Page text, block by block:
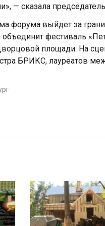
— сказала
форума выйдет за
фестиваль
площади. На
БРИКС, лауреатов